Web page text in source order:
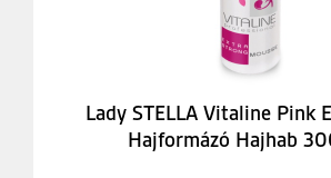
Lady STELLA Vitaline Pink
Hajformázó Hajhab